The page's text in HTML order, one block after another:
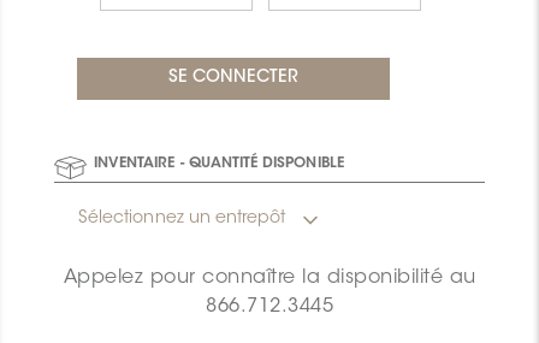
INVENTAIRE - QUANTITÉ DISPONIBLE
Sélectionnez un entrepôt
Appelez pour connaître la disponibilité au
866.712.3445